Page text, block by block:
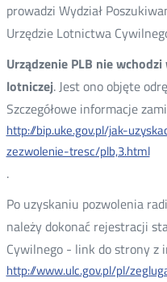
prowadzi Wydział
Urzędzie Lotnictwa
Urządzenie PLB nie
lotniczej. Jest ono objęte
Szczegółowe informacje
http://bip.uke.gov.pl/jak-
zezwolenie-tresc/plb,3.html
.
Po uzyskaniu pozwolenia
należy dokonać rejestracji
Cywilnego - link do strony z
http://www.ulc.gov.pl/pl/